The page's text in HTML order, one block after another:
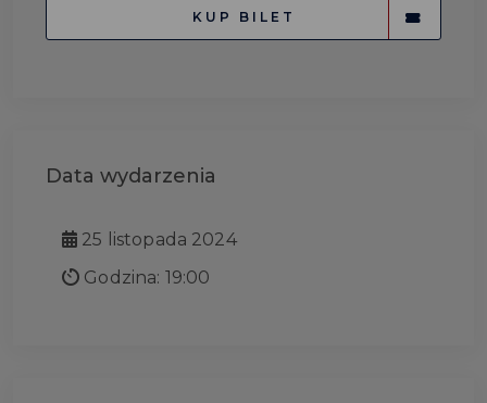
KUP BILET
Data wydarzenia
25 listopada 2024
Godzina: 19:00